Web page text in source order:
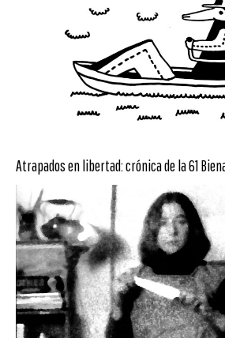
Atrapados en libertad: crónica de la 61